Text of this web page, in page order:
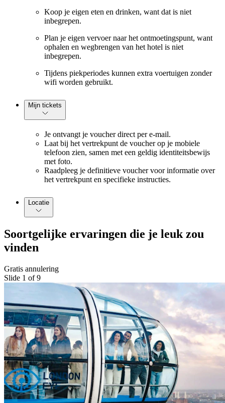
Koop je eigen eten en drinken, want dat is niet
inbegrepen.
Plan je eigen vervoer naar het ontmoetingspunt, want
ophalen en wegbrengen van het hotel is niet
inbegrepen.
Tijdens piekperiodes kunnen extra voertuigen zonder
wifi worden gebruikt.
Mijn tickets
Je ontvangt je voucher direct per e-mail.
Laat bij het vertrekpunt de voucher op je mobiele
telefoon zien, samen met een geldig identiteitsbewijs
met foto.
Raadpleeg je definitieve voucher voor informatie over
het vertrekpunt en specifieke instructies.
Locatie
Soortgelijke ervaringen die je leuk zou
vinden
Gratis annulering
Slide 1 of 9